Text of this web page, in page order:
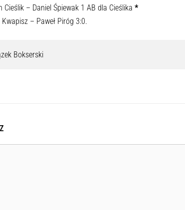
Cieślik – Daniel Śpiewak 1 AB dla Cieślika *
– Paweł Piróg 3:0.
Bokserski